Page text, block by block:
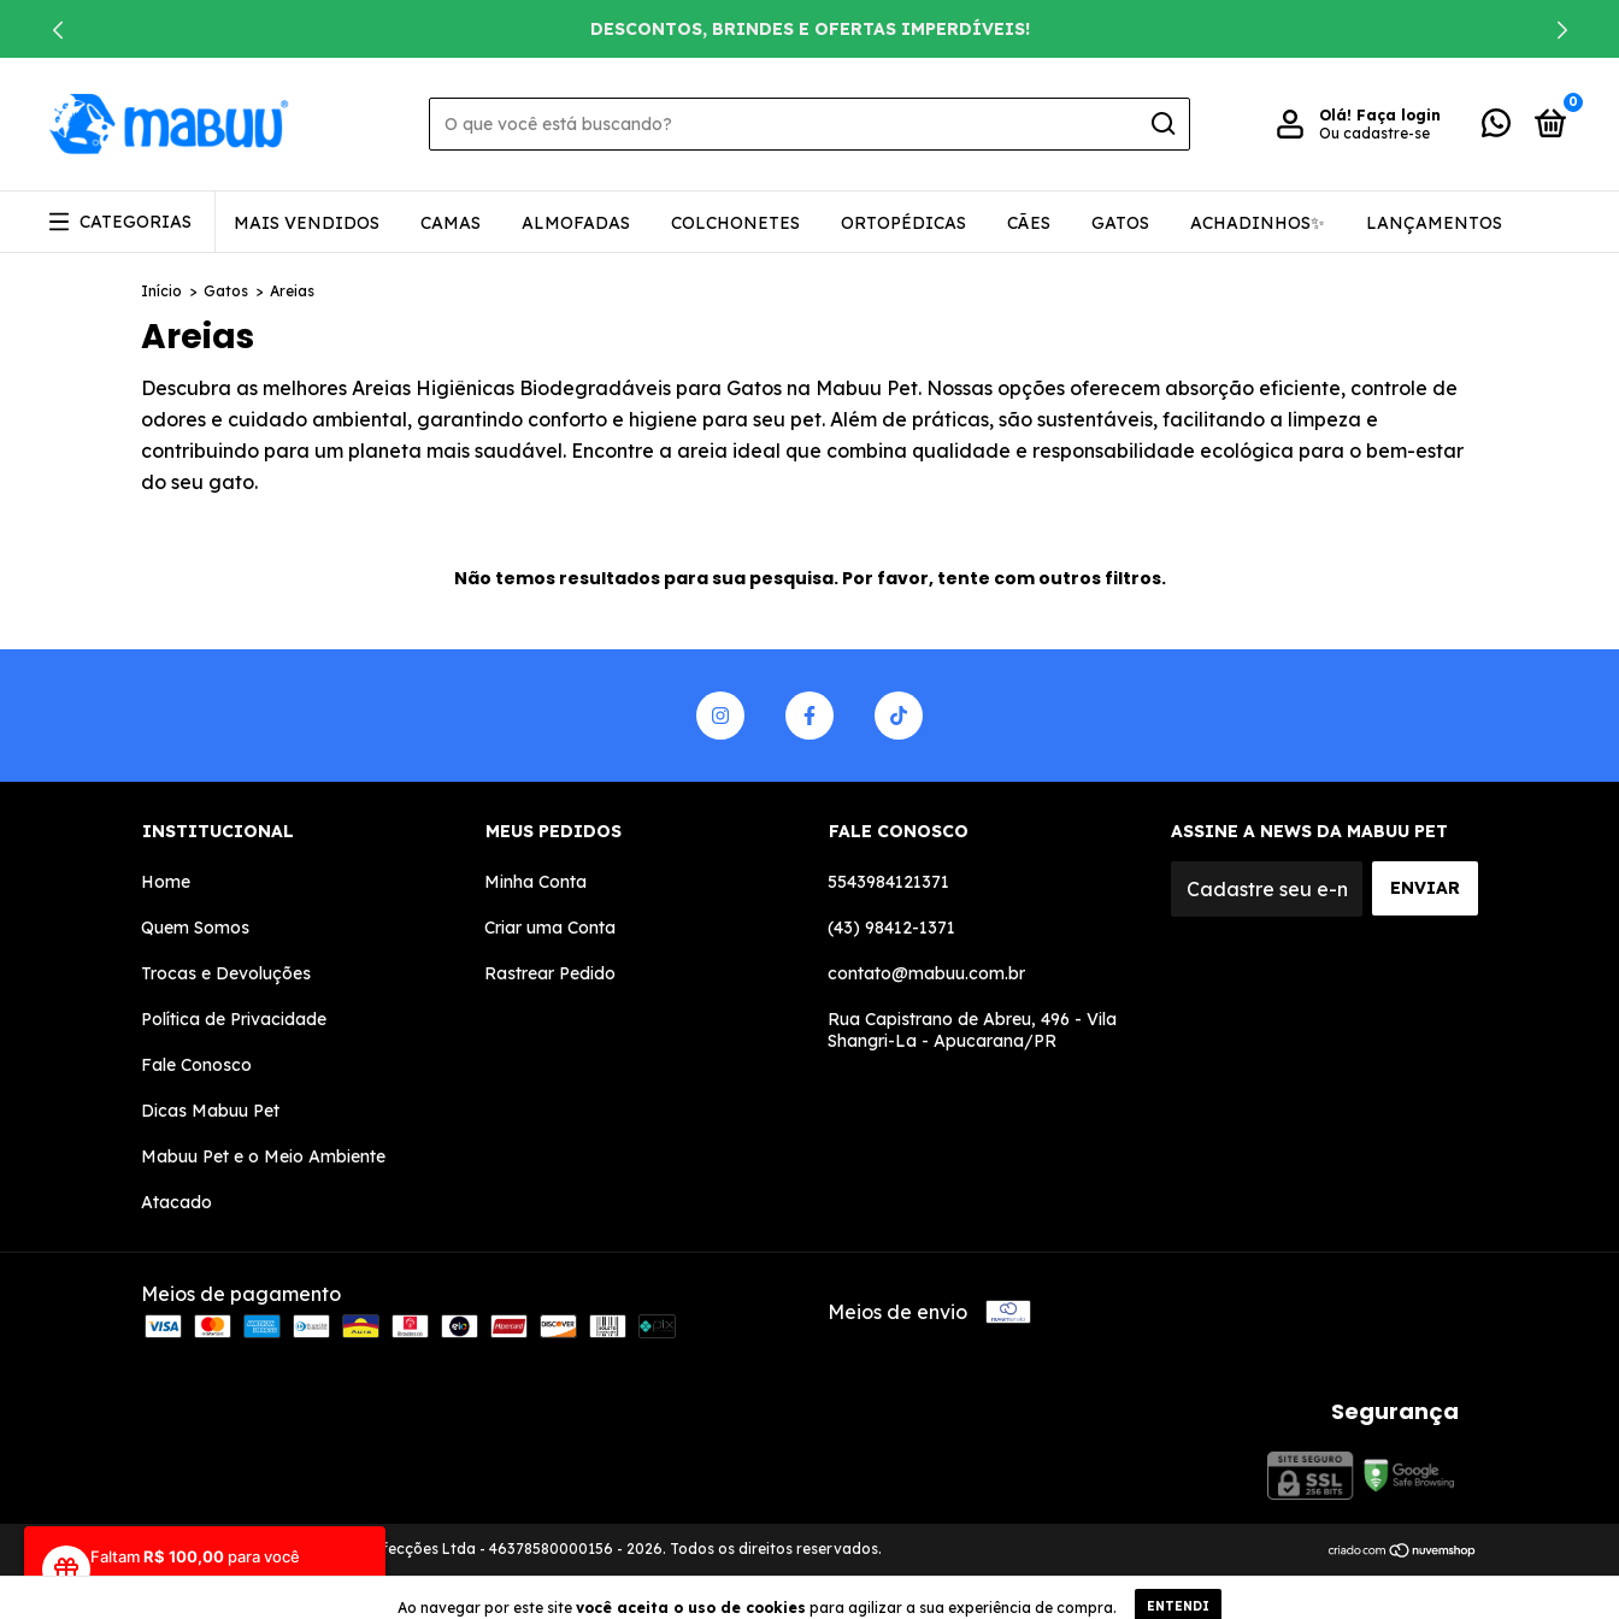
DESCONTOS, BRINDES E OFERTAS IMPERDÍVEIS!
Olá! Faça login
Ou cadastre-se
0
CATEGORIAS MAIS VENDIDOS CAMAS ALMOFADAS COLCHONETES ORTOPÉDICAS CÃES GATOS ACHADINHOS✨ LANÇAMENTOS
Ao navegar por este site você aceita o uso de cookies para agilizar a sua experiência de compra. ENTENDI
Início > Gatos > Areias
Areias
Descubra as melhores Areias Higiênicas Biodegradáveis para Gatos na Mabuu Pet. Nossas opções oferecem absorção eficiente, controle de
odores e cuidado ambiental, garantindo conforto e higiene para seu pet. Além de práticas, são sustentáveis, facilitando a limpeza e
contribuindo para um planeta mais saudável. Encontre a areia ideal que combina qualidade e responsabilidade ecológica para o bem-estar
do seu gato.
Não temos resultados para sua pesquisa. Por favor, tente com outros filtros.
INSTITUCIONAL
Home
Quem Somos
Trocas e Devoluções
Política de Privacidade
Fale Conosco
Dicas Mabuu Pet
Mabuu Pet e o Meio Ambiente
Atacado
MEUS PEDIDOS
Minha Conta
Criar uma Conta
Rastrear Pedido
FALE CONOSCO
5543984121371
(43) 98412-1371
contato@mabuu.com.br
Rua Capistrano de Abreu, 496 - Vila
Shangri-La - Apucarana/PR
ASSINE A NEWS DA MABUU PET
Meios de pagamento
Meios de envio
Segurança
Copyright Mabuu Pet | Mabuu Confecções Ltda - 46378580000156 - 2026. Todos os direitos reservados.
FaltamR$ 100,00 para você
desbloquear seu 1º brinde!